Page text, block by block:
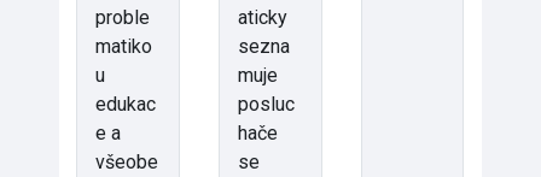
proble
matiko
u
edukac
e a
všeobe
aticky
sezna
muje
posluc
hače
se